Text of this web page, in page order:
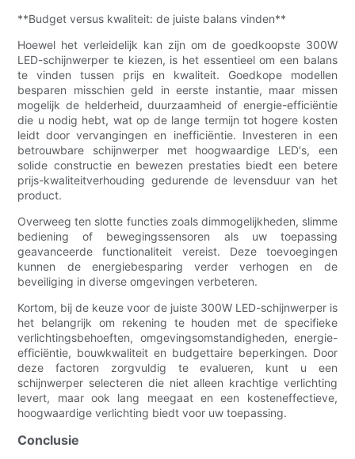
**Budget versus kwaliteit: de juiste balans vinden**
Hoewel het verleidelijk kan zijn om de goedkoopste 300W
LED-schijnwerper te kiezen, is het essentieel om een ​​balans
te vinden tussen prijs en kwaliteit. Goedkope modellen
besparen misschien geld in eerste instantie, maar missen
mogelijk de helderheid, duurzaamheid of energie-efficiëntie
die u nodig hebt, wat op de lange termijn tot hogere kosten
leidt door vervangingen en inefficiëntie. Investeren in een
betrouwbare schijnwerper met hoogwaardige LED's, een
solide constructie en bewezen prestaties biedt een betere
prijs-kwaliteitverhouding gedurende de levensduur van het
product.
Overweeg ten slotte functies zoals dimmogelijkheden, slimme
bediening of bewegingssensoren als uw toepassing
geavanceerde functionaliteit vereist. Deze toevoegingen
kunnen de energiebesparing verder verhogen en de
beveiliging in diverse omgevingen verbeteren.
Kortom, bij de keuze voor de juiste 300W LED-schijnwerper is
het belangrijk om rekening te houden met de specifieke
verlichtingsbehoeften, omgevingsomstandigheden, energie-
efficiëntie, bouwkwaliteit en budgettaire beperkingen. Door
deze factoren zorgvuldig te evalueren, kunt u een
schijnwerper selecteren die niet alleen krachtige verlichting
levert, maar ook lang meegaat en een kosteneffectieve,
hoogwaardige verlichting biedt voor uw toepassing.
Conclusie